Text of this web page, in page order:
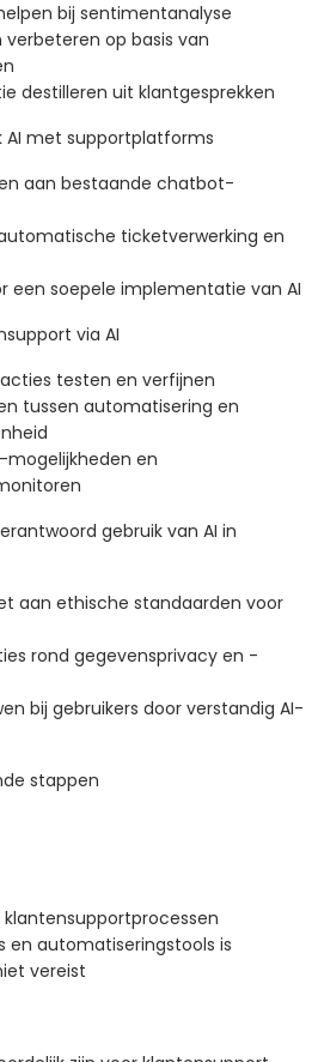
bij sentimentanalyse
op basis van
destilleren uit klantgesprekken
AI met supportplatforms
aan bestaande chatbot-
ticketverwerking en
een soepele implementatie van AI
via AI
testen en verfijnen
tussen automatisering en
mogelijkheden en
gebruik van AI in
aan ethische standaarden voor
rond gegevensprivacy en -
bij gebruikers door verstandig AI-
stappen
klantensupportprocessen
en automatiseringstools is
vereist